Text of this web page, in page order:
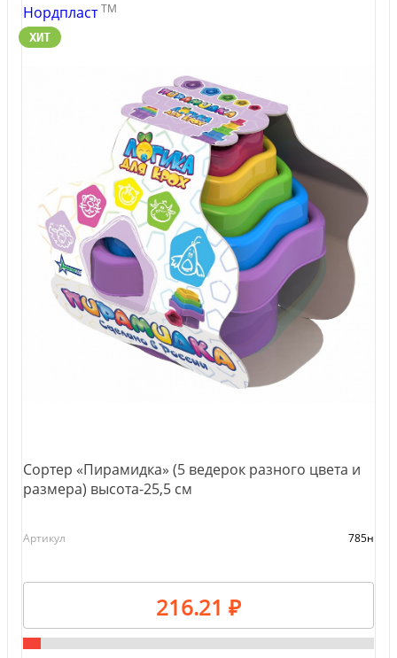
НордпластTM
ХИТ
Сортер «Пирамидка» (5 ведерок разного цвета и
размера) высота-25,5 см
Артикул 785н
216.21 ₽